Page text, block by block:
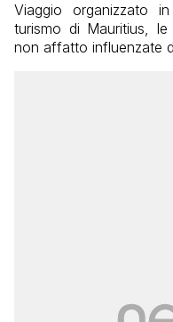
Viaggio organizzato
turismo di Mauritius,
non affatto influenzate